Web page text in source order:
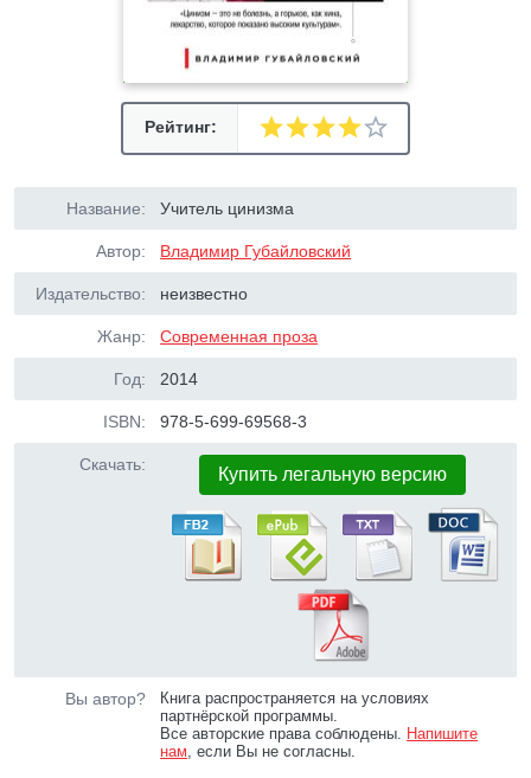
Рейтинг:
Название: Учитель цинизма
Автор: Владимир Губайловский
Издательство: неизвестно
Жанр: Современная проза
Год: 2014
ISBN: 978-5-699-69568-3
Скачать: Купить легальную версию
Вы автор?
Книга распространяется на условиях
партнёрской программы.
Все авторские права соблюдены. Напишите
нам, если Вы не согласны.